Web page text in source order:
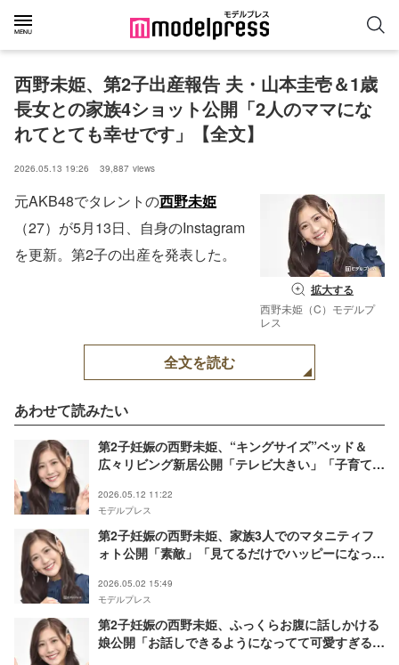
西野未姫、第2子出産報告 夫・山本圭壱＆1歳
長女との家族4ショット公開「2人のママにな
れてとても幸せです」【全文】
2026.05.13 19:26 39,887 views
拡大する
西野未姫（C）モデルプ
レス
元AKB48でタレントの西野未姫
（27）が5月13日、自身のInstagram
を更新。第2子の出産を発表した。
全文を読む
あわせて読みたい
第2子妊娠の西野未姫、“キングサイズ”ベッド＆
広々リビング新居公開「テレビ大きい」「子育てし
2026.05.12 11:22
モデルプレス
第2子妊娠の西野未姫、家族3人でのマタニティフ
ォト公開「素敵」「見てるだけでハッピーになっ
2026.05.02 15:49
モデルプレス
第2子妊娠の西野未姫、ふっくらお腹に話しかける
娘公開「お話しできるようになってて可愛すぎる」